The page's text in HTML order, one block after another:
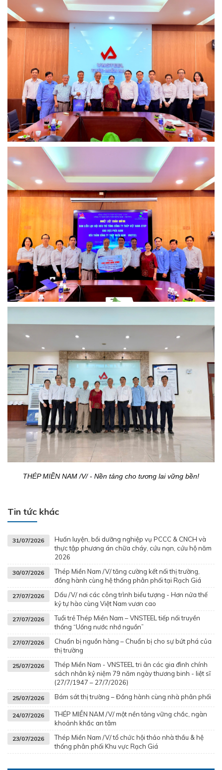
THÉP MIỀN NAM /V/ - Nền tảng cho tương lai vững bền!
Tin tức khác
31/07/2026
Huấn luyện, bồi dưỡng nghiệp vụ PCCC & CNCH và
thực tập phương án chữa cháy, cứu nạn, cứu hộ năm
2026
30/07/2026
Thép Miền Nam /V/ tăng cường kết nối thị trường,
đồng hành cùng hệ thống phân phối tại Rạch Giá
27/07/2026
Dấu /V/ nơi các công trình biểu tượng - Hơn nửa thế
kỷ tự hào cùng Việt Nam vươn cao
27/07/2026
Tuổi trẻ Thép Miền Nam – VNSTEEL tiếp nối truyền
thống “Uống nước nhớ nguồn”
27/07/2026
Chuẩn bị nguồn hàng – Chuẩn bị cho sự bứt phá của
thị trường
25/07/2026
Thép Miền Nam - VNSTEEL tri ân các gia đình chính
sách nhân kỷ niệm 79 năm ngày thương binh - liệt sĩ
(27/7/1947 – 27/7/2026)
25/07/2026 Bám sát thị trường – Đồng hành cùng nhà phân phối
24/07/2026
THÉP MIỀN NAM /V/ một nền tảng vững chắc, ngàn
khoảnh khắc an tâm
23/07/2026
Thép Miền Nam /V/ tổ chức hội thảo nhà thầu & hệ
thống phân phối Khu vực Rạch Giá